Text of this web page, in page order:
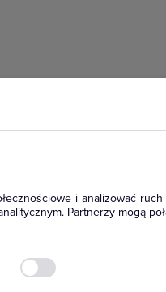
i analizować
Partnerzy mogą